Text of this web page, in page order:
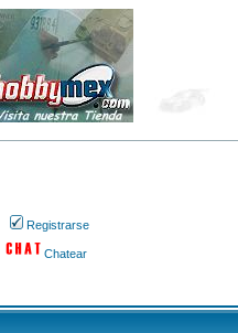
Registrarse
Chatear